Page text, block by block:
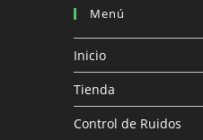
Menú
Inicio
Tienda
Control de Ruidos